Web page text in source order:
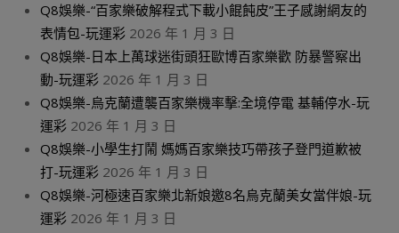
Q8娛樂-“百家樂破解程式下載小餛飩皮”王子感謝網友的
表情包-玩運彩 2026 年 1 月 3 日
Q8娛樂-日本上萬球迷街頭狂歐博百家樂歡 防暴警察出
動-玩運彩 2026 年 1 月 3 日
Q8娛樂-烏克蘭遭襲百家樂機率擊:全境停電 基輔停水-玩
運彩 2026 年 1 月 3 日
Q8娛樂-小學生打鬧 媽媽百家樂技巧帶孩子登門道歉被
打-玩運彩 2026 年 1 月 3 日
Q8娛樂-河極速百家樂北新娘邀8名烏克蘭美女當伴娘-玩
運彩 2026 年 1 月 3 日